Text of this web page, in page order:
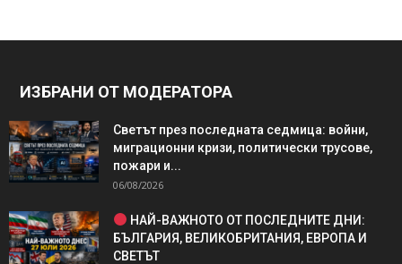
ИЗБРАНИ ОТ МОДЕРАТОРА
Светът през последната седмица: войни,
миграционни кризи, политически трусове,
пожари и...
06/08/2026
НАЙ-ВАЖНОТО ОТ ПОСЛЕДНИТЕ ДНИ:
БЪЛГАРИЯ, ВЕЛИКОБРИТАНИЯ, ЕВРОПА И
СВЕТЪТ